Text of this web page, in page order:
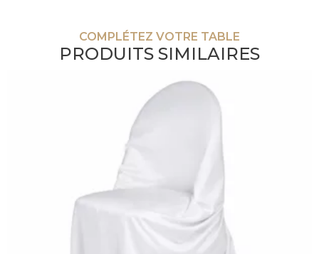
COMPLÉTEZ VOTRE TABLE
PRODUITS SIMILAIRES